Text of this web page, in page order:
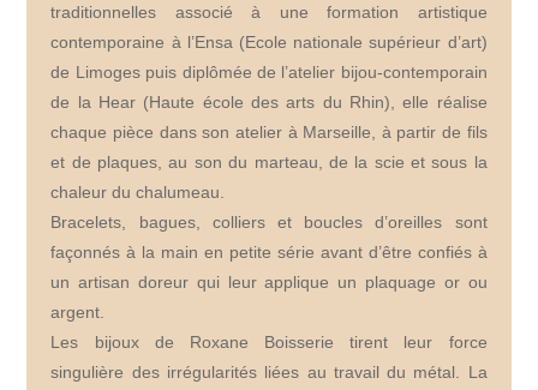
traditionnelles associé à une formation artistique
contemporaine à l’Ensa (Ecole nationale supérieur d’art)
de Limoges puis diplômée de l’atelier bijou-contemporain
de la Hear (Haute école des arts du Rhin), elle réalise
chaque pièce dans son atelier à Marseille, à partir de fils
et de plaques, au son du marteau, de la scie et sous la
chaleur du chalumeau.
Bracelets, bagues, colliers et boucles d’oreilles sont
façonnés à la main en petite série avant d’être confiés à
un artisan doreur qui leur applique un plaquage or ou
argent.
Les bijoux de Roxane Boisserie tirent leur force
singulière des irrégularités liées au travail du métal. La